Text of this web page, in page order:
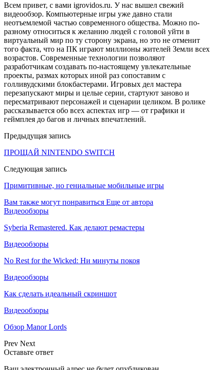
Всем привет, с вами igrovidos.ru. У нас вышел свежий
видеообзор. Компьютерные игры уже давно стали
неотъемлемой частью современного общества. Можно по-
разному относиться к желанию людей с головой уйти в
виртуальный мир по ту сторону экрана, но это не отменит
того факта, что на ПК играют миллионы жителей Земли всех
возрастов. Современные технологии позволяют
разработчикам создавать по-настоящему увлекательные
проекты, размах которых иной раз сопоставим с
голливудскими блокбастерами. Игровых дел мастера
перезапускают миры и целые серии, стартуют заново и
пересматривают персонажей и сценарии целиком. В ролике
рассказывается обо всех аспектах игр — от графики и
геймплея до багов и личных впечатлений.
Предыдущая запись
ПРОЩАЙ NINTENDO SWITCH
Следующая запись
Примитивные, но гениальные мобильные игры
Вам также могут понравиться Еще от автора
Видеообзоры
Syberia Remastered. Как делают ремастеры
Видеообзоры
No Rest for the Wicked: Ни минуты покоя
Видеообзоры
Как сделать идеальный скриншот
Видеообзоры
Обзор Manor Lords
Prev Next
Оставьте ответ